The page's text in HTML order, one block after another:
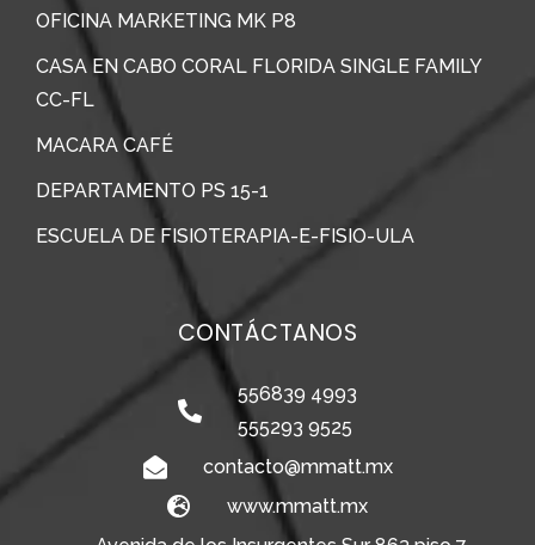
OFICINA MARKETING MK P8
CASA EN CABO CORAL FLORIDA SINGLE FAMILY
CC-FL
MACARA CAFÉ
DEPARTAMENTO PS 15-1
ESCUELA DE FISIOTERAPIA-E-FISIO-ULA
CONTÁCTANOS
556839 4993
555293 9525
contacto@mmatt.mx
www.mmatt.mx